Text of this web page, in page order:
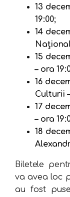
13
19:00;
14
Național
15
– ora
16
Culturii
17
– ora
18
Biletele
va avea loc
au fost